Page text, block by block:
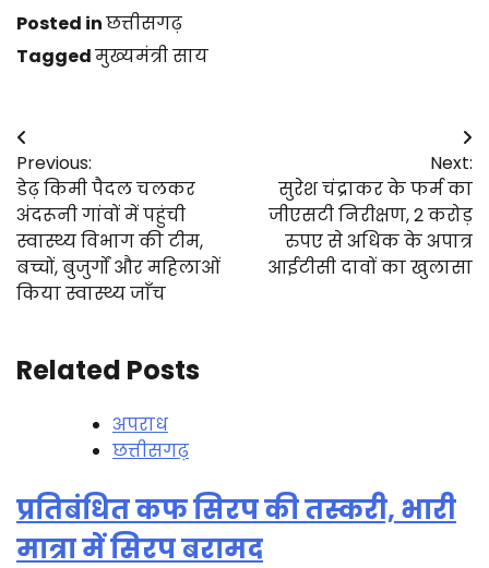
Posted inछत्तीसगढ़
Taggedमुख्यमंत्री साय
Post
navigation
Previous:
डेढ़ किमी पैदल चलकर
अंदरूनी गांवों में पहुंची
स्वास्थ्य विभाग की टीम,
बच्चों, बुजुर्गों और महिलाओं
किया स्वास्थ्य जाँच
Next:
सुरेश चंद्राकर के फर्म का
जीएसटी निरीक्षण, 2 करोड़
रुपए से अधिक के अपात्र
आईटीसी दावों का खुलासा
Related Posts
अपराध
छत्तीसगढ़
प्रतिबंधित कफ सिरप की तस्करी, भारी
मात्रा में सिरप बरामद